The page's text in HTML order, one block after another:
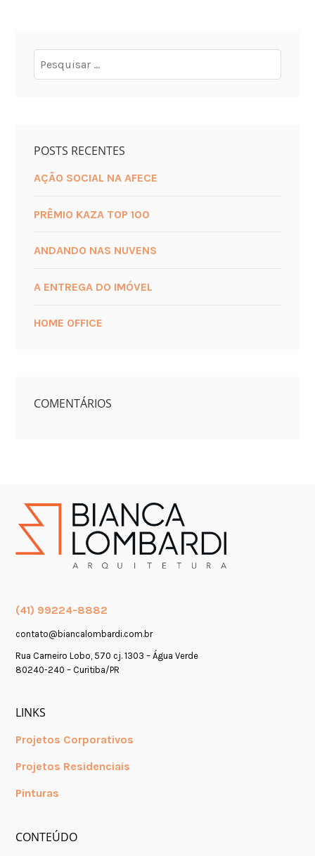
POSTS RECENTES
AÇÃO SOCIAL NA AFECE
PRÊMIO KAZA TOP 100
ANDANDO NAS NUVENS
A ENTREGA DO IMÓVEL
HOME OFFICE
COMENTÁRIOS
(41) 99224-8882
contato@biancalombardi.com.br
Rua Carneiro Lobo, 570 cj. 1303 – Água Verde
80240-240 – Curitiba/PR
LINKS
Projetos Corporativos
Projetos Residenciais
Pinturas
CONTEÚDO